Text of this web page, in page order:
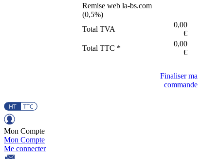
Remise web la-bs.com
(0,5%)
Total TVA
0,00
€
Total TTC *
0,00
€
Finaliser ma
commande
Mon Compte
Mon Compte
Me connecter